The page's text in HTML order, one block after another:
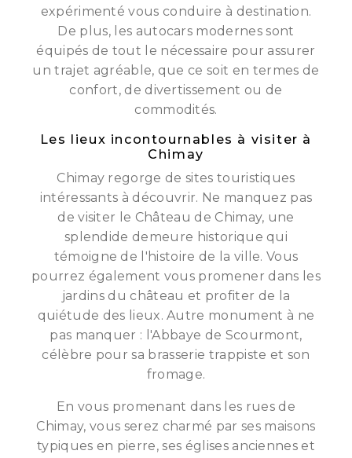
expérimenté vous conduire à destination.
De plus, les autocars modernes sont
équipés de tout le nécessaire pour assurer
un trajet agréable, que ce soit en termes de
confort, de divertissement ou de
commodités.
Les lieux incontournables à visiter à
Chimay
Chimay regorge de sites touristiques
intéressants à découvrir. Ne manquez pas
de visiter le Château de Chimay, une
splendide demeure historique qui
témoigne de l'histoire de la ville. Vous
pourrez également vous promener dans les
jardins du château et profiter de la
quiétude des lieux. Autre monument à ne
pas manquer : l'Abbaye de Scourmont,
célèbre pour sa brasserie trappiste et son
fromage.
En vous promenant dans les rues de
Chimay, vous serez charmé par ses maisons
typiques en pierre, ses églises anciennes et